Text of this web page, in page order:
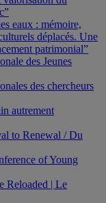
eaux : mémoire,
déplacés. Une
patrimonial”
des Jeunes
des chercheurs
autrement
to Renewal / Du
of Young
Reloaded | Le